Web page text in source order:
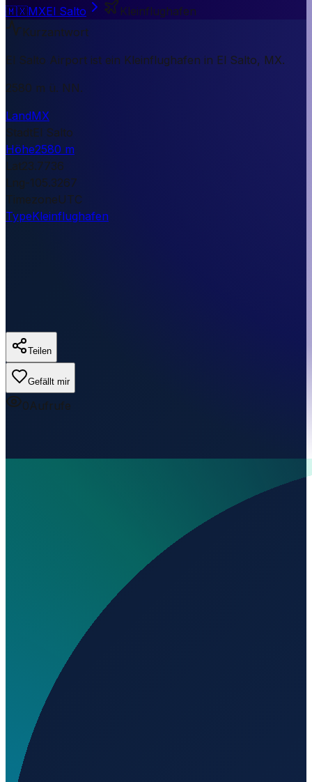
🇲🇽MXEl Salto
Kleinflughafen
Kurzantwort
El Salto Airport ist ein Kleinflughafen in El Salto, MX.
2580 m ü. NN.
LandMX
StadtEl Salto
Höhe2580 m
Lat23.7736
Lng-105.3267
TimezoneUTC
TypeKleinflughafen
Teilen
Gefällt mir
0Aufrufe